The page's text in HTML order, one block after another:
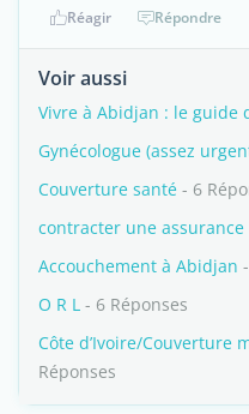
Réagir Répondre
Voir aussi
Vivre à Abidjan : le guide
Gynécologue (assez
Couverture santé - 6
contracter une
Accouchement à Abidjan
O R L - 6 Réponses
Côte d’Ivoire/Couverture
Réponses